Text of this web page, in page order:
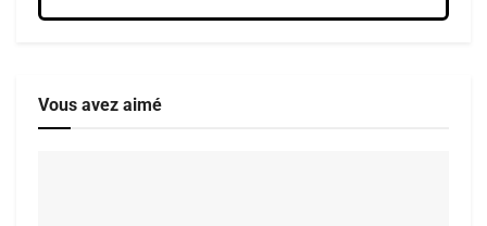
Vous avez aimé